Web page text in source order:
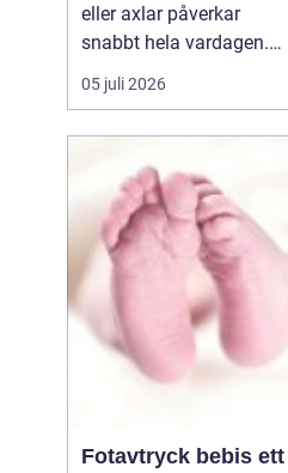
eller axlar påverkar
snabbt hela vardagen.
Sömn, arbete, träning
och humör hänger ihop
därför en kiropraktor
Köping när värken inte
längre går över av sig
själv, eller när
återkommand...
05 juli 2026
Fotavtryck bebis ett